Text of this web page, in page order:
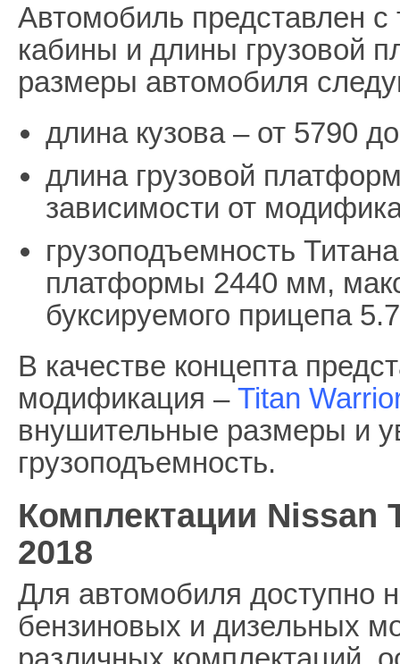
Автомобиль представлен
кабины и длины грузовой
размеры автомобиля
длина кузова – от 5790
длина грузовой
зависимости от
грузоподъемность
платформы 2440 мм,
буксируемого прицепа
В качестве концепта
модификация – Titan
внушительные размеры и
грузоподъемность.
Комплектации Nissan
2018
Для автомобиля доступно
бензиновых и дизельных